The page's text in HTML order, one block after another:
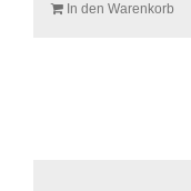
In den Warenkorb